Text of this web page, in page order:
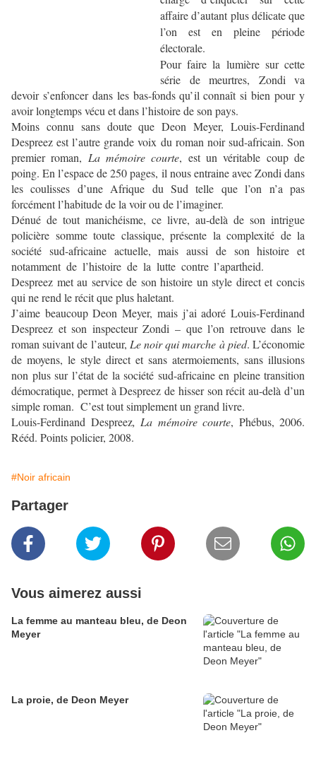
affaire d’autant plus délicate que
l’on est en pleine période
électorale.
Pour faire la lumière sur cette
série de meurtres, Zondi va
devoir s’enfoncer dans les bas-fonds qu’il connaît si bien pour y
avoir longtemps vécu et dans l’histoire de son pays.
Moins connu sans doute que Deon Meyer, Louis-Ferdinand
Despreez est l’autre grande voix du roman noir sud-africain. Son
premier roman, La mémoire courte, est un véritable coup de
poing. En l’espace de 250 pages, il nous entraine avec Zondi dans
les coulisses d’une Afrique du Sud telle que l’on n’a pas
forcément l’habitude de la voir ou de l’imaginer.
Dénué de tout manichéisme, ce livre, au-delà de son intrigue
policière somme toute classique, présente la complexité de la
société sud-africaine actuelle, mais aussi de son histoire et
notamment de l’histoire de la lutte contre l’apartheid.
Despreez met au service de son histoire un style direct et concis
qui ne rend le récit que plus haletant.
J’aime beaucoup Deon Meyer, mais j’ai adoré Louis-Ferdinand
Despreez et son inspecteur Zondi – que l’on retrouve dans le
roman suivant de l’auteur, Le noir qui marche à pied. L’économie
de moyens, le style direct et sans atermoiements, sans illusions
non plus sur l’état de la société sud-africaine en pleine transition
démocratique, permet à Despreez de hisser son récit au-delà d’un
simple roman. C’est tout simplement un grand livre.
Louis-Ferdinand Despreez, La mémoire courte, Phébus, 2006.
Rééd. Points policier, 2008.
#Noir africain
Partager
Vous aimerez aussi
La femme au manteau bleu, de Deon
Meyer
La proie, de Deon Meyer